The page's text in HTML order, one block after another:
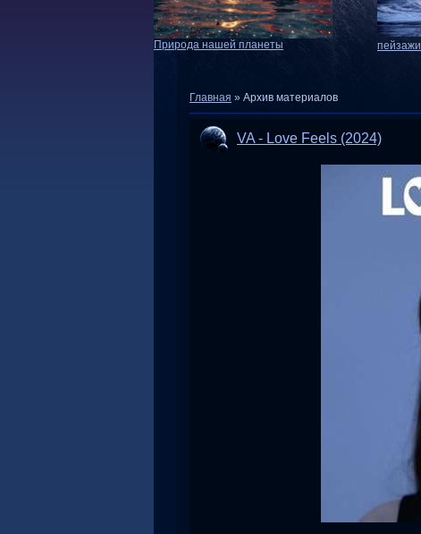
Природа нашей планеты
пейзажи
Главная » Архив материалов
VA - Love Feels (2024)